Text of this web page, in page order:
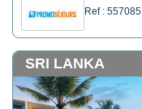
Ref : 557085
SRI LANKA